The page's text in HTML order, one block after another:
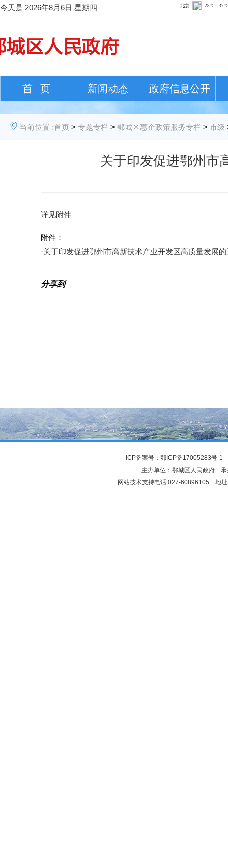
今天是 2026年8月6日 星期四
首 页 新闻动态 政府信息公开
当前位置 :首页 > 专题专栏 > 鄂城区惠企政策服务专栏 > 市级
关于印发促进鄂州市
详见附件
附件：
·关于印发促进鄂州市高新技术产业开发区高质量发展
分享到
ICP备案号： 鄂ICP备17005283号-1
主办单位：鄂城区人民政府
网站技术支持电话:027-60896105 地